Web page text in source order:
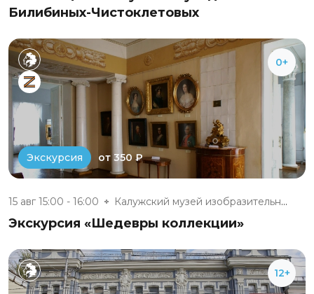
Билибиных-Чистоклетовых
0+
Экскурсия от 350 ₽
15 авг 15:00 - 16:00 Калужский музей изобразительны...
Экскурсия «Шедевры коллекции»
12+